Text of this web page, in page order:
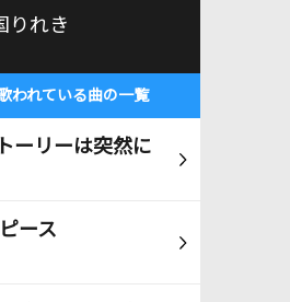
りれき
われている曲の一覧
ーリーは突然に
ース